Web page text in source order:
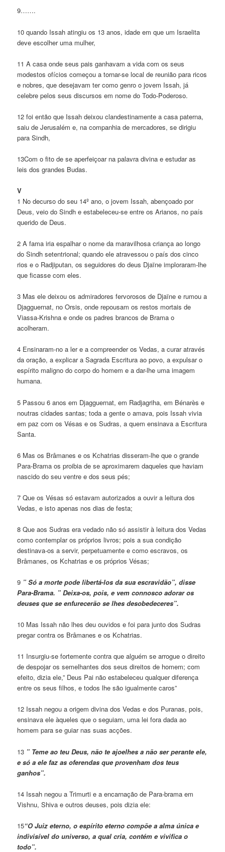
9…….
10 quando Issah atingiu os 13 anos, idade em que um Israelita
deve escolher uma mulher,
11 A casa onde seus pais ganhavam a vida com os seus
modestos ofícios começou a tornar-se local de reunião para ricos
e nobres, que desejavam ter como genro o jovem Issah, já
celebre pelos seus discursos em nome do Todo-Poderoso.
12 foi então que Issah deixou clandestinamente a casa paterna,
saiu de Jerusalém e, na companhia de mercadores, se dirigiu
para Sindh,
13Com o fito de se aperfeiçoar na palavra divina e estudar as
leis dos grandes Budas.
V
1 No decurso do seu 14º ano, o jovem Issah, abençoado por
Deus, veio do Sindh e estabeleceu-se entre os Arianos, no país
querido de Deus.
2 A fama iria espalhar o nome da maravilhosa criança ao longo
do Sindh setentrional; quando ele atravessou o país dos cinco
rios e o Radjiputan, os seguidores do deus Djaïne imploraram-lhe
que ficasse com eles.
3 Mas ele deixou os admiradores fervorosos de Djaïne e rumou a
Djagguernat, no Orsis, onde repousam os restos mortais de
Viassa-Krishna e onde os padres brancos de Brama o
acolheram.
4 Ensinaram-no a ler e a compreender os Vedas, a curar através
da oração, a explicar a Sagrada Escritura ao povo, a expulsar o
espírito maligno do corpo do homem e a dar-lhe uma imagem
humana.
5 Passou 6 anos em Djagguernat, em Radjagriha, em Bénarès e
noutras cidades santas; toda a gente o amava, pois Issah vivia
em paz com os Vésas e os Sudras, a quem ensinava a Escritura
Santa.
6 Mas os Brâmanes e os Kchatrias disseram-lhe que o grande
Para-Brama os proibia de se aproximarem daqueles que haviam
nascido do seu ventre e dos seus pés;
7 Que os Vésas só estavam autorizados a ouvir a leitura dos
Vedas, e isto apenas nos dias de festa;
8 Que aos Sudras era vedado não só assistir à leitura dos Vedas
como contemplar os próprios livros; pois a sua condição
destinava-os a servir, perpetuamente e como escravos, os
Brâmanes, os Kchatrias e os próprios Vésas;
9 ” Só a morte pode libertá-los da sua escravidão”, disse
Para-Brama. ” Deixa-os, pois, e vem connosco adorar os
deuses que se enfurecerão se lhes desobedeceres”.
10 Mas Issah não lhes deu ouvidos e foi para junto dos Sudras
pregar contra os Brâmanes e os Kchatrias.
11 Insurgiu-se fortemente contra que alguém se arrogue o direito
de despojar os semelhantes dos seus direitos de homem; com
efeito, dizia ele,” Deus Pai não estabeleceu qualquer diferença
entre os seus filhos, e todos lhe são igualmente caros”
12 Issah negou a origem divina dos Vedas e dos Puranas, pois,
ensinava ele àqueles que o seguiam, uma lei fora dada ao
homem para se guiar nas suas acções.
13 ” Teme ao teu Deus, não te ajoelhes a não ser perante ele,
e só a ele faz as oferendas que provenham dos teus
ganhos”.
14 Issah negou a Trimurti e a encarnação de Para-brama em
Vishnu, Shiva e outros deuses, pois dizia ele:
15“O Juiz eterno, o espírito eterno compõe a alma única e
indivisível do universo, a qual cria, contém e vivifica o
todo”.